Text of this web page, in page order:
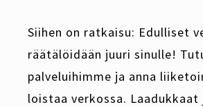
Siihen on ratkaisu: Edulliset
räätälöidään juuri sinulle!
palveluihimme ja anna
loistaa verkossa. Laadukkaat